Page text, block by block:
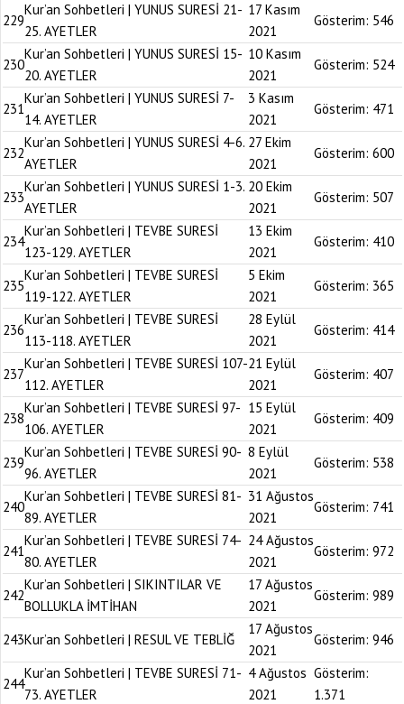
229
Kur’an Sohbetleri | YUNUS SURESİ 21-
25. AYETLER
17 Kasım
2021
Gösterim: 546
230
Kur’an Sohbetleri | YUNUS SURESİ 15-
20. AYETLER
10 Kasım
2021
Gösterim: 524
231
Kur’an Sohbetleri | YUNUS SURESİ 7-
14. AYETLER
3 Kasım
2021
Gösterim: 471
232
Kur’an Sohbetleri | YUNUS SURESİ 4-6.
AYETLER
27 Ekim
2021
Gösterim: 600
233
Kur’an Sohbetleri | YUNUS SURESİ 1-3.
AYETLER
20 Ekim
2021
Gösterim: 507
234
Kur’an Sohbetleri | TEVBE SURESİ
123-129. AYETLER
13 Ekim
2021
Gösterim: 410
235
Kur’an Sohbetleri | TEVBE SURESİ
119-122. AYETLER
5 Ekim
2021
Gösterim: 365
236
Kur’an Sohbetleri | TEVBE SURESİ
113-118. AYETLER
28 Eylül
2021
Gösterim: 414
237
Kur’an Sohbetleri | TEVBE SURESİ 107-
112. AYETLER
21 Eylül
2021
Gösterim: 407
238
Kur’an Sohbetleri | TEVBE SURESİ 97-
106. AYETLER
15 Eylül
2021
Gösterim: 409
239
Kur’an Sohbetleri | TEVBE SURESİ 90-
96. AYETLER
8 Eylül
2021
Gösterim: 538
240
Kur’an Sohbetleri | TEVBE SURESİ 81-
89. AYETLER
31 Ağustos
2021
Gösterim: 741
241
Kur’an Sohbetleri | TEVBE SURESİ 74-
80. AYETLER
24 Ağustos
2021
Gösterim: 972
242
Kur’an Sohbetleri | SIKINTILAR VE
BOLLUKLA İMTİHAN
17 Ağustos
2021
Gösterim: 989
243Kur’an Sohbetleri | RESUL VE TEBLİĞ
17 Ağustos
2021
Gösterim: 946
244
Kur’an Sohbetleri | TEVBE SURESİ 71-
73. AYETLER
4 Ağustos
2021
Gösterim:
1.371